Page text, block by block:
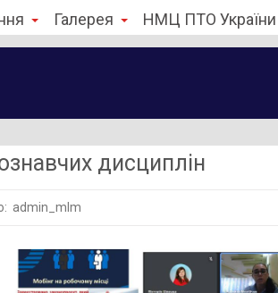
Галерея НМЦ ПТО України
дисциплін
admin_mlm